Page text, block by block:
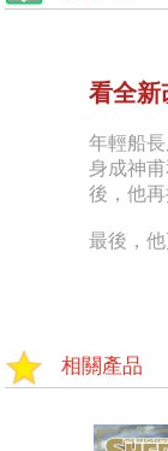
看全新
年輕船
身成神
後，他
最後，
相關產品